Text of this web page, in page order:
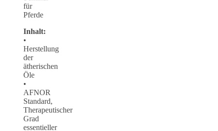
für
Pferde
Inhalt:
•
Herstellung
der
ätherischen
Öle
•
AFNOR
Standard,
Therapeutischer
Grad
essentieller